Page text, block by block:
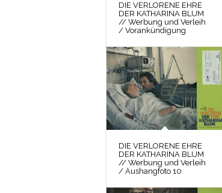
DIE VERLORENE EHRE
DER KATHARINA BLUM
// Werbung und Verleih
/ Vorankündigung
DIE VERLORENE EHRE
DER KATHARINA BLUM
// Werbung und Verleih
/ Aushangfoto 10